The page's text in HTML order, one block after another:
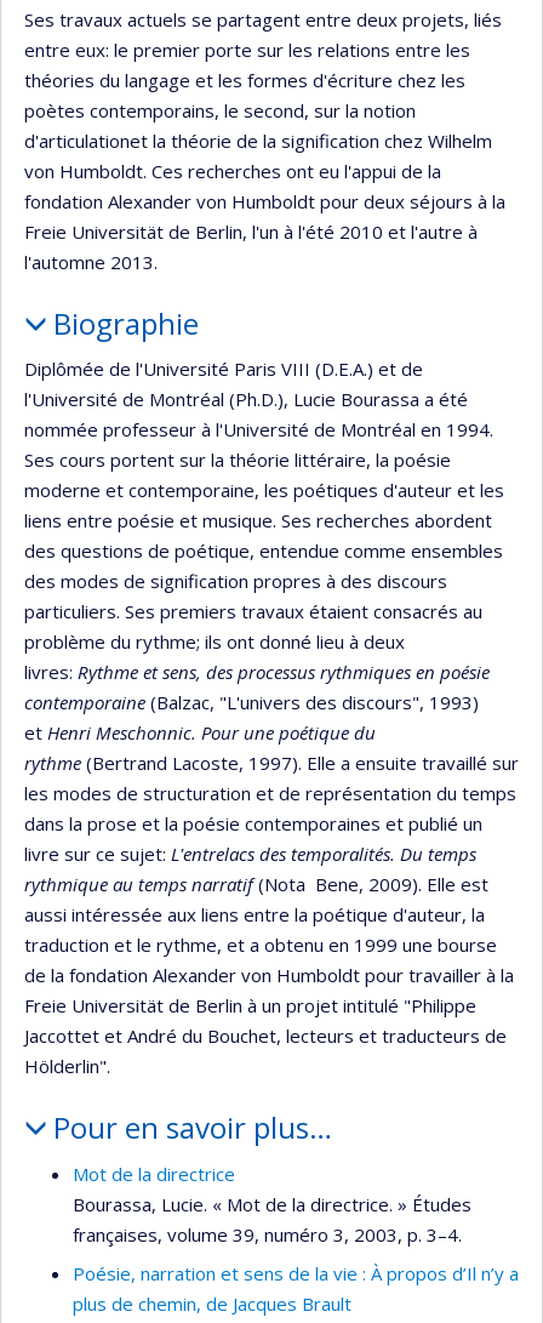
Ses travaux actuels se partagent entre deux projets, liés
entre eux: le premier porte sur les relations entre les
théories du langage et les formes d'écriture chez les
poètes contemporains, le second, sur la notion
d'articulationet la théorie de la signification chez Wilhelm
von Humboldt. Ces recherches ont eu l'appui de la
fondation Alexander von Humboldt pour deux séjours à la
Freie Universität de Berlin, l'un à l'été 2010 et l'autre à
l'automne 2013.
Biographie
Diplômée de l'Université Paris VIII (D.E.A.) et de
l'Université de Montréal (Ph.D.), Lucie Bourassa a été
nommée professeur à l'Université de Montréal en 1994.
Ses cours portent sur la théorie littéraire, la poésie
moderne et contemporaine, les poétiques d'auteur et les
liens entre poésie et musique. Ses recherches abordent
des questions de poétique, entendue comme ensembles
des modes de signification propres à des discours
particuliers. Ses premiers travaux étaient consacrés au
problème du rythme; ils ont donné lieu à deux
livres: Rythme et sens, des processus rythmiques en poésie
contemporaine (Balzac, "L'univers des discours", 1993)
et Henri Meschonnic. Pour une poétique du
rythme (Bertrand Lacoste, 1997). Elle a ensuite travaillé sur
les modes de structuration et de représentation du temps
dans la prose et la poésie contemporaines et publié un
livre sur ce sujet: L'entrelacs des temporalités. Du temps
rythmique au temps narratif(Nota Bene, 2009). Elle est
aussi intéressée aux liens entre la poétique d'auteur, la
traduction et le rythme, et a obtenu en 1999 une bourse
de la fondation Alexander von Humboldt pour travailler à la
Freie Universität de Berlin à un projet intitulé "Philippe
Jaccottet et André du Bouchet, lecteurs et traducteurs de
Hölderlin".
Pour en savoir plus…
Mot de la directrice
Bourassa, Lucie. « Mot de la directrice. » Études
françaises, volume 39, numéro 3, 2003, p. 3–4.
Poésie, narration et sens de la vie : À propos d’Il n’y a
plus de chemin, de Jacques Brault